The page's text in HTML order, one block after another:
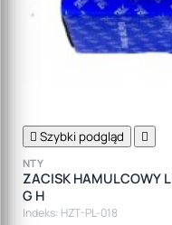
 Szybki podgląd 
NTY
ZACISK HAMULCOWY
G H
Indeks: HZT-PL-018